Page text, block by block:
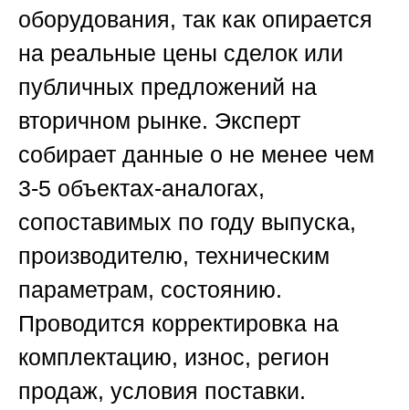
оборудования, так как опирается
на реальные цены сделок или
публичных предложений на
вторичном рынке. Эксперт
собирает данные о не менее чем
3-5 объектах-аналогах,
сопоставимых по году выпуска,
производителю, техническим
параметрам, состоянию.
Проводится корректировка на
комплектацию, износ, регион
продаж, условия поставки.